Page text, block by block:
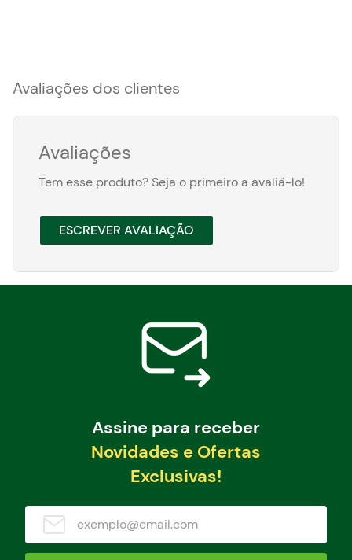
Avaliações dos clientes
Avaliações
Tem esse produto? Seja o primeiro a avaliá-lo!
ESCREVER AVALIAÇÃO
Assine para receber
Novidades e Ofertas
Exclusivas!